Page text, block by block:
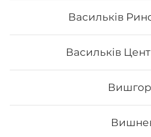
Васильків
Васильків